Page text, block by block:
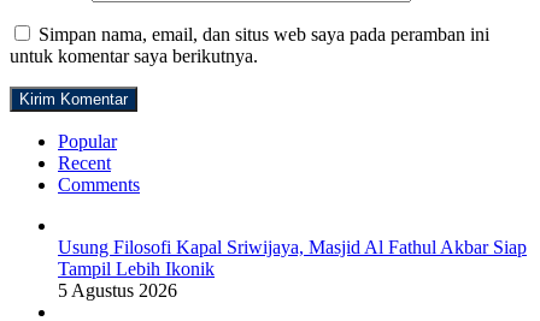
Simpan nama, email, dan situs web saya pada peramban ini
untuk komentar saya berikutnya.
Popular
Recent
Comments
Usung Filosofi Kapal Sriwijaya, Masjid Al Fathul Akbar Siap
Tampil Lebih Ikonik
5 Agustus 2026